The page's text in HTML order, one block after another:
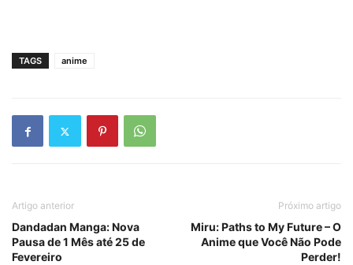
TAGS anime
Artigo anterior
Dandadan Manga: Nova
Pausa de 1 Mês até 25 de
Fevereiro
Próximo artigo
Miru: Paths to My Future – O
Anime que Você Não Pode
Perder!